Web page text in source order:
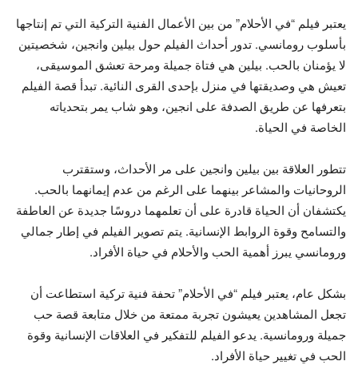
يعتبر فيلم “في الأحلام” من بين الأعمال الفنية التركية التي تم إنتاجها
بأسلوب رومانسي. تدور أحداث الفيلم حول بيلين وانجين، شخصيتين
لا يؤمنان بالحب. بيلين هي فتاة جميلة ومرحة تعشق الموسيقى،
تعيش هي وصديقتها في منزل بإحدى القرى النائية. تبدأ قصة الفيلم
بتعرفها عن طريق الصدفة على انجين، وهو شاب يمر بتحدياته
الخاصة في الحياة.
تتطور العلاقة بين بيلين وانجين على مر الأحداث، وستقترب
الروحانيات والمشاعر بينهما على الرغم من عدم إيمانهما بالحب.
يكتشفان أن الحياة قادرة على أن تعلمهما دروسًا جديدة عن العاطفة
والتسامح وقوة الروابط الإنسانية. يتم تصوير الفيلم في إطار جمالي
ورومانسي يبرز أهمية الحب والأحلام في حياة الأفراد.
بشكل عام، يعتبر فيلم “في الأحلام” تحفة فنية تركية استطاعت أن
تجعل المشاهدين يعيشون تجربة ممتعة من خلال متابعة قصة حب
جميلة ورومانسية. يدعو الفيلم للتفكير في العلاقات الإنسانية وقوة
الحب في تغيير حياة الأفراد.